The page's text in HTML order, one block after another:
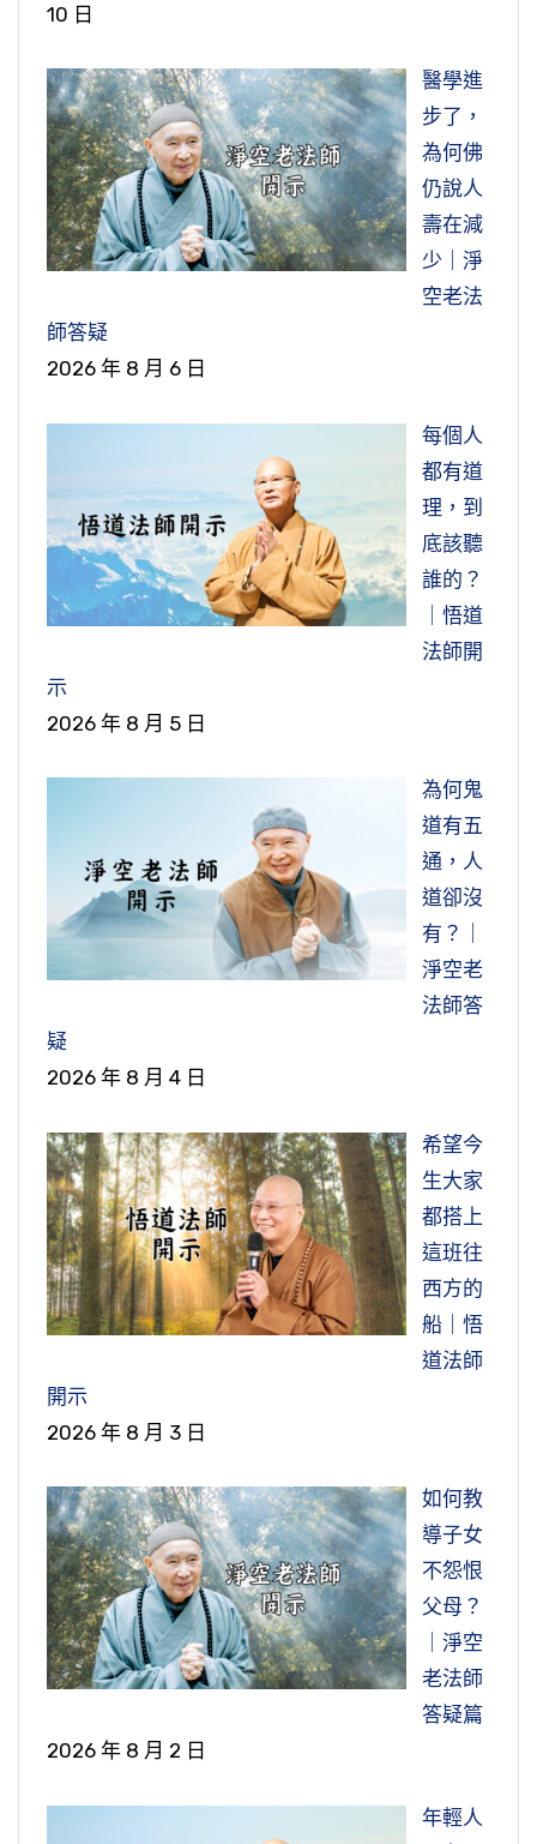
10 日
醫學進
步了，
為何佛
仍說人
壽在減
少｜淨
空老法
師答疑
2026 年 8 月 6 日
每個人
都有道
理，到
底該聽
誰的？
｜悟道
法師開
示
2026 年 8 月 5 日
為何鬼
道有五
通，人
道卻沒
有？｜
淨空老
法師答
疑
2026 年 8 月 4 日
希望今
生大家
都搭上
這班往
西方的
船｜悟
道法師
開示
2026 年 8 月 3 日
如何教
導子女
不怨恨
父母？
｜淨空
老法師
答疑篇
2026 年 8 月 2 日
年輕人